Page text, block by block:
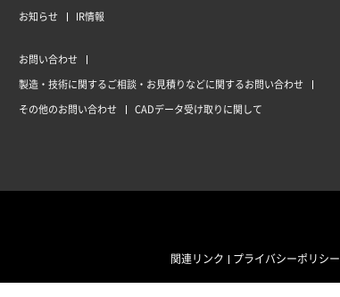
お知らせ IR情報
お問い合わせ
製造・技術に関するご相談・お見積りなどに関するお問い合わせ
その他のお問い合わせ
CADデータ受け取りに関して
関連リンク プライバシーポリシー